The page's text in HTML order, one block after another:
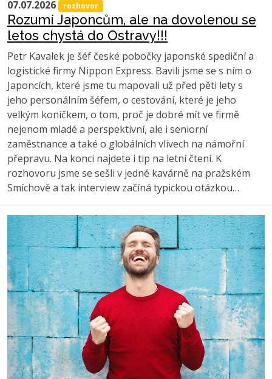
07.07.2026 rozhovor
Rozumí Japoncům, ale na dovolenou se
letos chystá do Ostravy!!!
Petr Kavalek je šéf české pobočky japonské spediční a
logistické firmy Nippon Express. Bavili jsme se s ním o
Japoncích, které jsme tu mapovali už před pěti lety s
jeho personálním šéfem, o cestování, které je jeho
velkým koníčkem, o tom, proč je dobré mít ve firmě
nejenom mladé a perspektivní, ale i seniorní
zaměstnance a také o globálních vlivech na námořní
přepravu. Na konci najdete i tip na letní čtení. K
rozhovoru jsme se sešli v jedné kavárně na pražském
Smíchově a tak interview začíná typickou otázkou…